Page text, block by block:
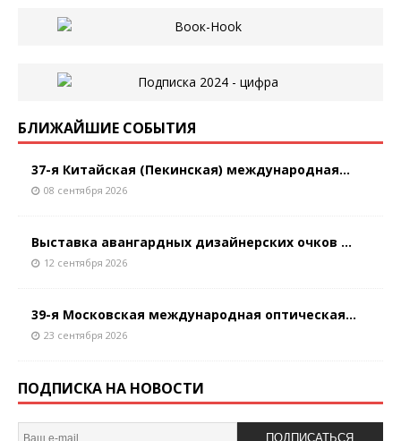
БЛИЖАЙШИЕ СОБЫТИЯ
37-я Китайская (Пекинская) международная...
08 сентября 2026
Выставка авангардных дизайнерских очков ...
12 сентября 2026
39-я Московская международная оптическая...
23 сентября 2026
ПОДПИСКА НА НОВОСТИ
ПОДПИСАТЬСЯ